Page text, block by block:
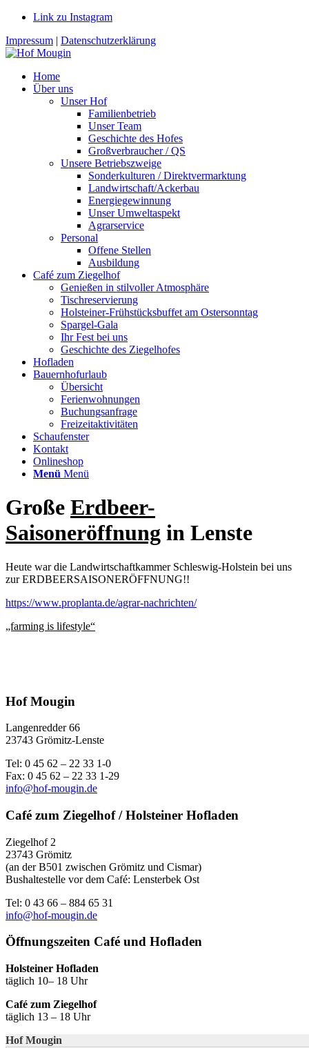
Link zu Instagram
Impressum | Datenschutzerklärung
Home
Über uns
Unser Hof
Familienbetrieb
Unser Team
Geschichte des Hofes
Großverbraucher / QS
Unsere Betriebszweige
Sonderkulturen / Direktvermarktung
Landwirtschaft/Ackerbau
Energiegewinnung
Unser Umweltaspekt
Agrarservice
Personal
Offene Stellen
Ausbildung
Café zum Ziegelhof
Genießen in stilvoller Atmosphäre
Tischreservierung
Holsteiner-Frühstücksbuffet am Ostersonntag
Spargel-Gala
Ihr Fest bei uns
Geschichte des Ziegelhofes
Hofladen
Bauernhofurlaub
Übersicht
Ferienwohnungen
Buchungsanfrage
Freizeitaktivitäten
Schaufenster
Kontakt
Onlineshop
Menü Menü
Große Erdbeer-
Saisoneröffnung in Lenste
Heute war die Landwirtschaftkammer Schleswig-Holstein bei uns
zur ERDBEERSAISONERÖFFNUNG!!
https://www.proplanta.de/agrar-nachrichten/
„farming is lifestyle“
Hof Mougin
Langenredder 66
23743 Grömitz-Lenste
Tel: 0 45 62 – 22 33 1-0
Fax: 0 45 62 – 22 33 1-29
info@hof-mougin.de
Café zum Ziegelhof / Holsteiner Hofladen
Ziegelhof 2
23743 Grömitz
(an der B501 zwischen Grömitz und Cismar)
Bushaltestelle vor dem Café: Lensterbek Ost
Tel: 0 43 66 – 884 65 31
info@hof-mougin.de
Öffnungszeiten Café und Hofladen
Holsteiner Hofladen
täglich 10– 18 Uhr
Café zum Ziegelhof
täglich 13 – 18 Uhr
Hof Mougin